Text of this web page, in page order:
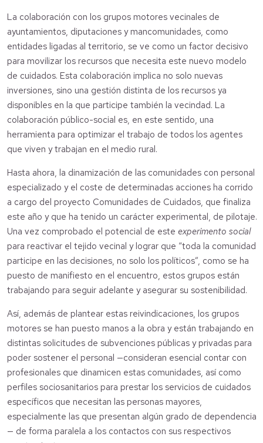
La colaboración con los grupos motores vecinales de
ayuntamientos, diputaciones y mancomunidades, como
entidades ligadas al territorio, se ve como un factor decisivo
para movilizar los recursos que necesita este nuevo modelo
de cuidados. Esta colaboración implica no solo nuevas
inversiones, sino una gestión distinta de los recursos ya
disponibles en la que participe también la vecindad. La
colaboración público-social es, en este sentido, una
herramienta para optimizar el trabajo de todos los agentes
que viven y trabajan en el medio rural.
Hasta ahora, la dinamización de las comunidades con personal
especializado y el coste de determinadas acciones ha corrido
a cargo del proyecto Comunidades de Cuidados, que finaliza
este año y que ha tenido un carácter experimental, de pilotaje.
Una vez comprobado el potencial de este experimento social
para reactivar el tejido vecinal y lograr que “toda la comunidad
participe en las decisiones, no solo los políticos”, como se ha
puesto de manifiesto en el encuentro, estos grupos están
trabajando para seguir adelante y asegurar su sostenibilidad.
Así, además de plantear estas reivindicaciones, los grupos
motores se han puesto manos a la obra y están trabajando en
distintas solicitudes de subvenciones públicas y privadas para
poder sostener el personal —consideran esencial contar con
profesionales que dinamicen estas comunidades, así como
perfiles sociosanitarios para prestar los servicios de cuidados
específicos que necesitan las personas mayores,
especialmente las que presentan algún grado de dependencia
— de forma paralela a los contactos con sus respectivos